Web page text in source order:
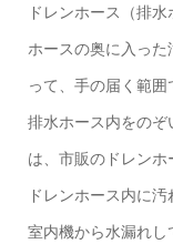
ドレンホース（排
ホースの奥に入っ
って、手の届く範囲
排水ホース内をの
は、市販のドレンホ
ドレンホース内に
室内機から水漏れ